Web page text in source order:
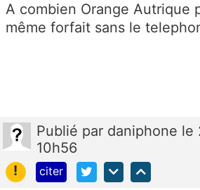
A combien Orange Autrique
même forfait sans le
Publié par daniphone le
10h56
!
citer